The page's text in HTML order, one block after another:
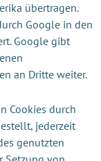
übertragen.
Google in den
Google gibt
an Dritte weiter.
Cookies durch
jederzeit
genutzten